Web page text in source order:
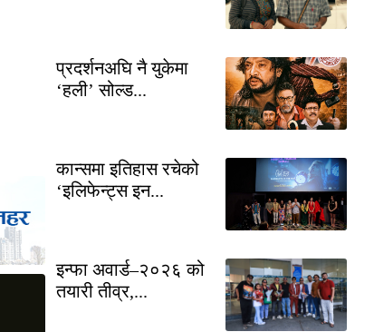
प्रदर्शनअघि नै युकेमा
‘हली’ सोल्ड...
कान्समा इतिहास रचेको
‘इलिफेन्ट्स इन...
इन्फा अवार्ड–२०२६ को
तयारी तीव्र,...